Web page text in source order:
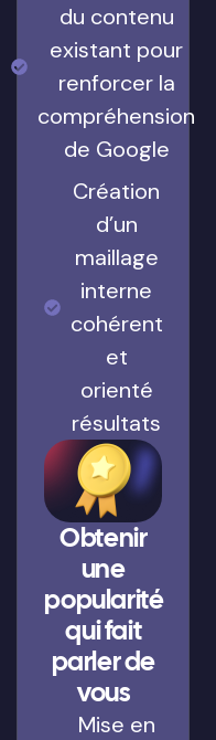
du contenu
existant pour
renforcer la
compréhension
de Google
Création
d’un
maillage
interne
cohérent
et
orienté
résultats
Obtenir
une
popularité
qui fait
parler de
vous
Mise en